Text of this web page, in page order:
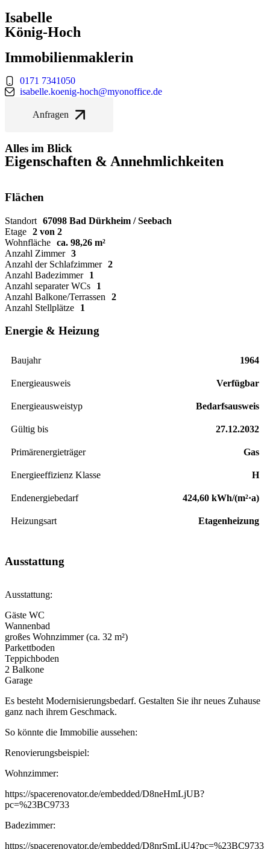
Isabelle
König-Hoch
Immobilienmaklerin
0171 7341050
isabelle.koenig-hoch@myonoffice.de
Anfragen
Alles im Blick
Eigenschaften & Annehmlichkeiten
Flächen
Standort 67098 Bad Dürkheim / Seebach
Etage 2 von 2
Wohnfläche ca. 98,26 m²
Anzahl Zimmer 3
Anzahl der Schlafzimmer 2
Anzahl Badezimmer
1
Anzahl separater WCs
1
Anzahl Balkone/Terrassen
2
Anzahl Stellplätze
1
Energie & Heizung
Baujahr 1964
Energieausweis Verfügbar
Energie­ausweistyp Bedarfsausweis
Gültig bis 27.12.2032
Primärenergieträger Gas
Energieeffizienz Klasse H
Endenergiebedarf 424,60 kWh/(m²·a)
Heizungsart Etagenheizung
Ausstattung
Ausstattung:
Gäste WC
Wannenbad
großes Wohnzimmer (ca. 32 m²)
Parkettboden
Teppichboden
2 Balkone
Garage
Es besteht Modernisierungsbedarf. Gestalten Sie ihr neues Zuhause
ganz nach ihrem Geschmack.
So könnte die Immobilie aussehen:
Renovierungsbeispiel:
Wohnzimmer:
https://spacerenovator.de/embedded/D8neHmLjUB?
pc=%23BC9733
Badezimmer:
https://spacerenovator.de/embedded/D8nrSmLjU4?pc=%23BC9733